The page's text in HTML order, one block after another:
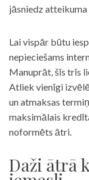
jāsniedz atteikuma
Lai vispār būtu
nepieciešams
Manuprāt, šīs trīs
Atliek vienīgi
un atmaksas
maksimālais
noformēts ātri.
Daži ātrā